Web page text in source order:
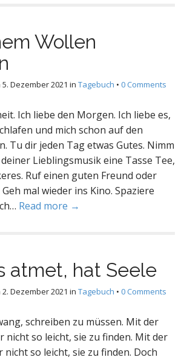
Wollen
5. Dezember 2021 in Tagebuch • 0 Comments
Ich liebe den Morgen. Ich liebe es,
und mich schon auf den
Tu dir jeden Tag etwas Gutes. Nimm
Lieblingsmusik eine Tasse Tee,
Ruf einen guten Freund oder
mal wieder ins Kino. Spaziere
Read more →
atmet, hat Seele
2. Dezember 2021 in Tagebuch • 0 Comments
schreiben zu müssen. Mit der
nicht so leicht, sie zu finden. Mit der
nicht so leicht, sie zu finden. Doch